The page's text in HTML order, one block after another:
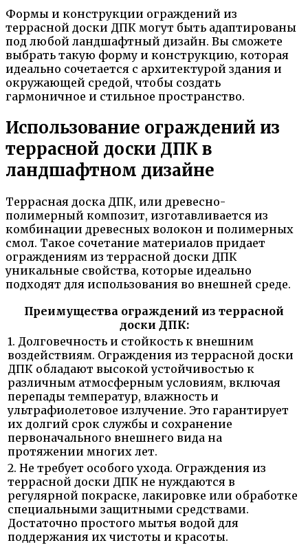
Формы и конструкции ограждений из
террасной доски ДПК могут быть адаптированы
под любой ландшафтный дизайн. Вы сможете
выбрать такую форму и конструкцию, которая
идеально сочетается с архитектурой здания и
окружающей средой, чтобы создать
гармоничное и стильное пространство.
Использование ограждений из
террасной доски ДПК в
ландшафтном дизайне
Террасная доска ДПК, или древесно-
полимерный композит, изготавливается из
комбинации древесных волокон и полимерных
смол. Такое сочетание материалов придает
ограждениям из террасной доски ДПК
уникальные свойства, которые идеально
подходят для использования во внешней среде.
Преимущества ограждений из террасной
доски ДПК:
1. Долговечность и стойкость к внешним
воздействиям. Ограждения из террасной доски
ДПК обладают высокой устойчивостью к
различным атмосферным условиям, включая
перепады температур, влажность и
ультрафиолетовое излучение. Это гарантирует
их долгий срок службы и сохранение
первоначального внешнего вида на
протяжении многих лет.
2. Не требует особого ухода. Ограждения из
террасной доски ДПК не нуждаются в
регулярной покраске, лакировке или обработке
специальными защитными средствами.
Достаточно простого мытья водой для
поддержания их чистоты и красоты.